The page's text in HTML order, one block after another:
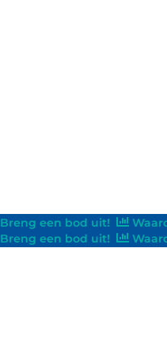
Breng een bod uit!
Breng een bod uit!